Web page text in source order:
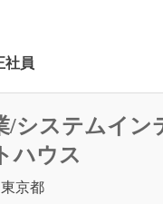
社員
/システムイン
ハウス
京都